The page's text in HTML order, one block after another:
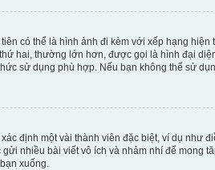
có thể là hình ảnh đi kèm với xếp hạng
hai, thường lớn hơn, được gọi là hình đại
sử dụng phù hợp. Nếu bạn không thể sử
định một vài thành viên đặc biệt, ví dụ như
nhiều bài viết vô ích và nhảm nhí để mong
xuống.